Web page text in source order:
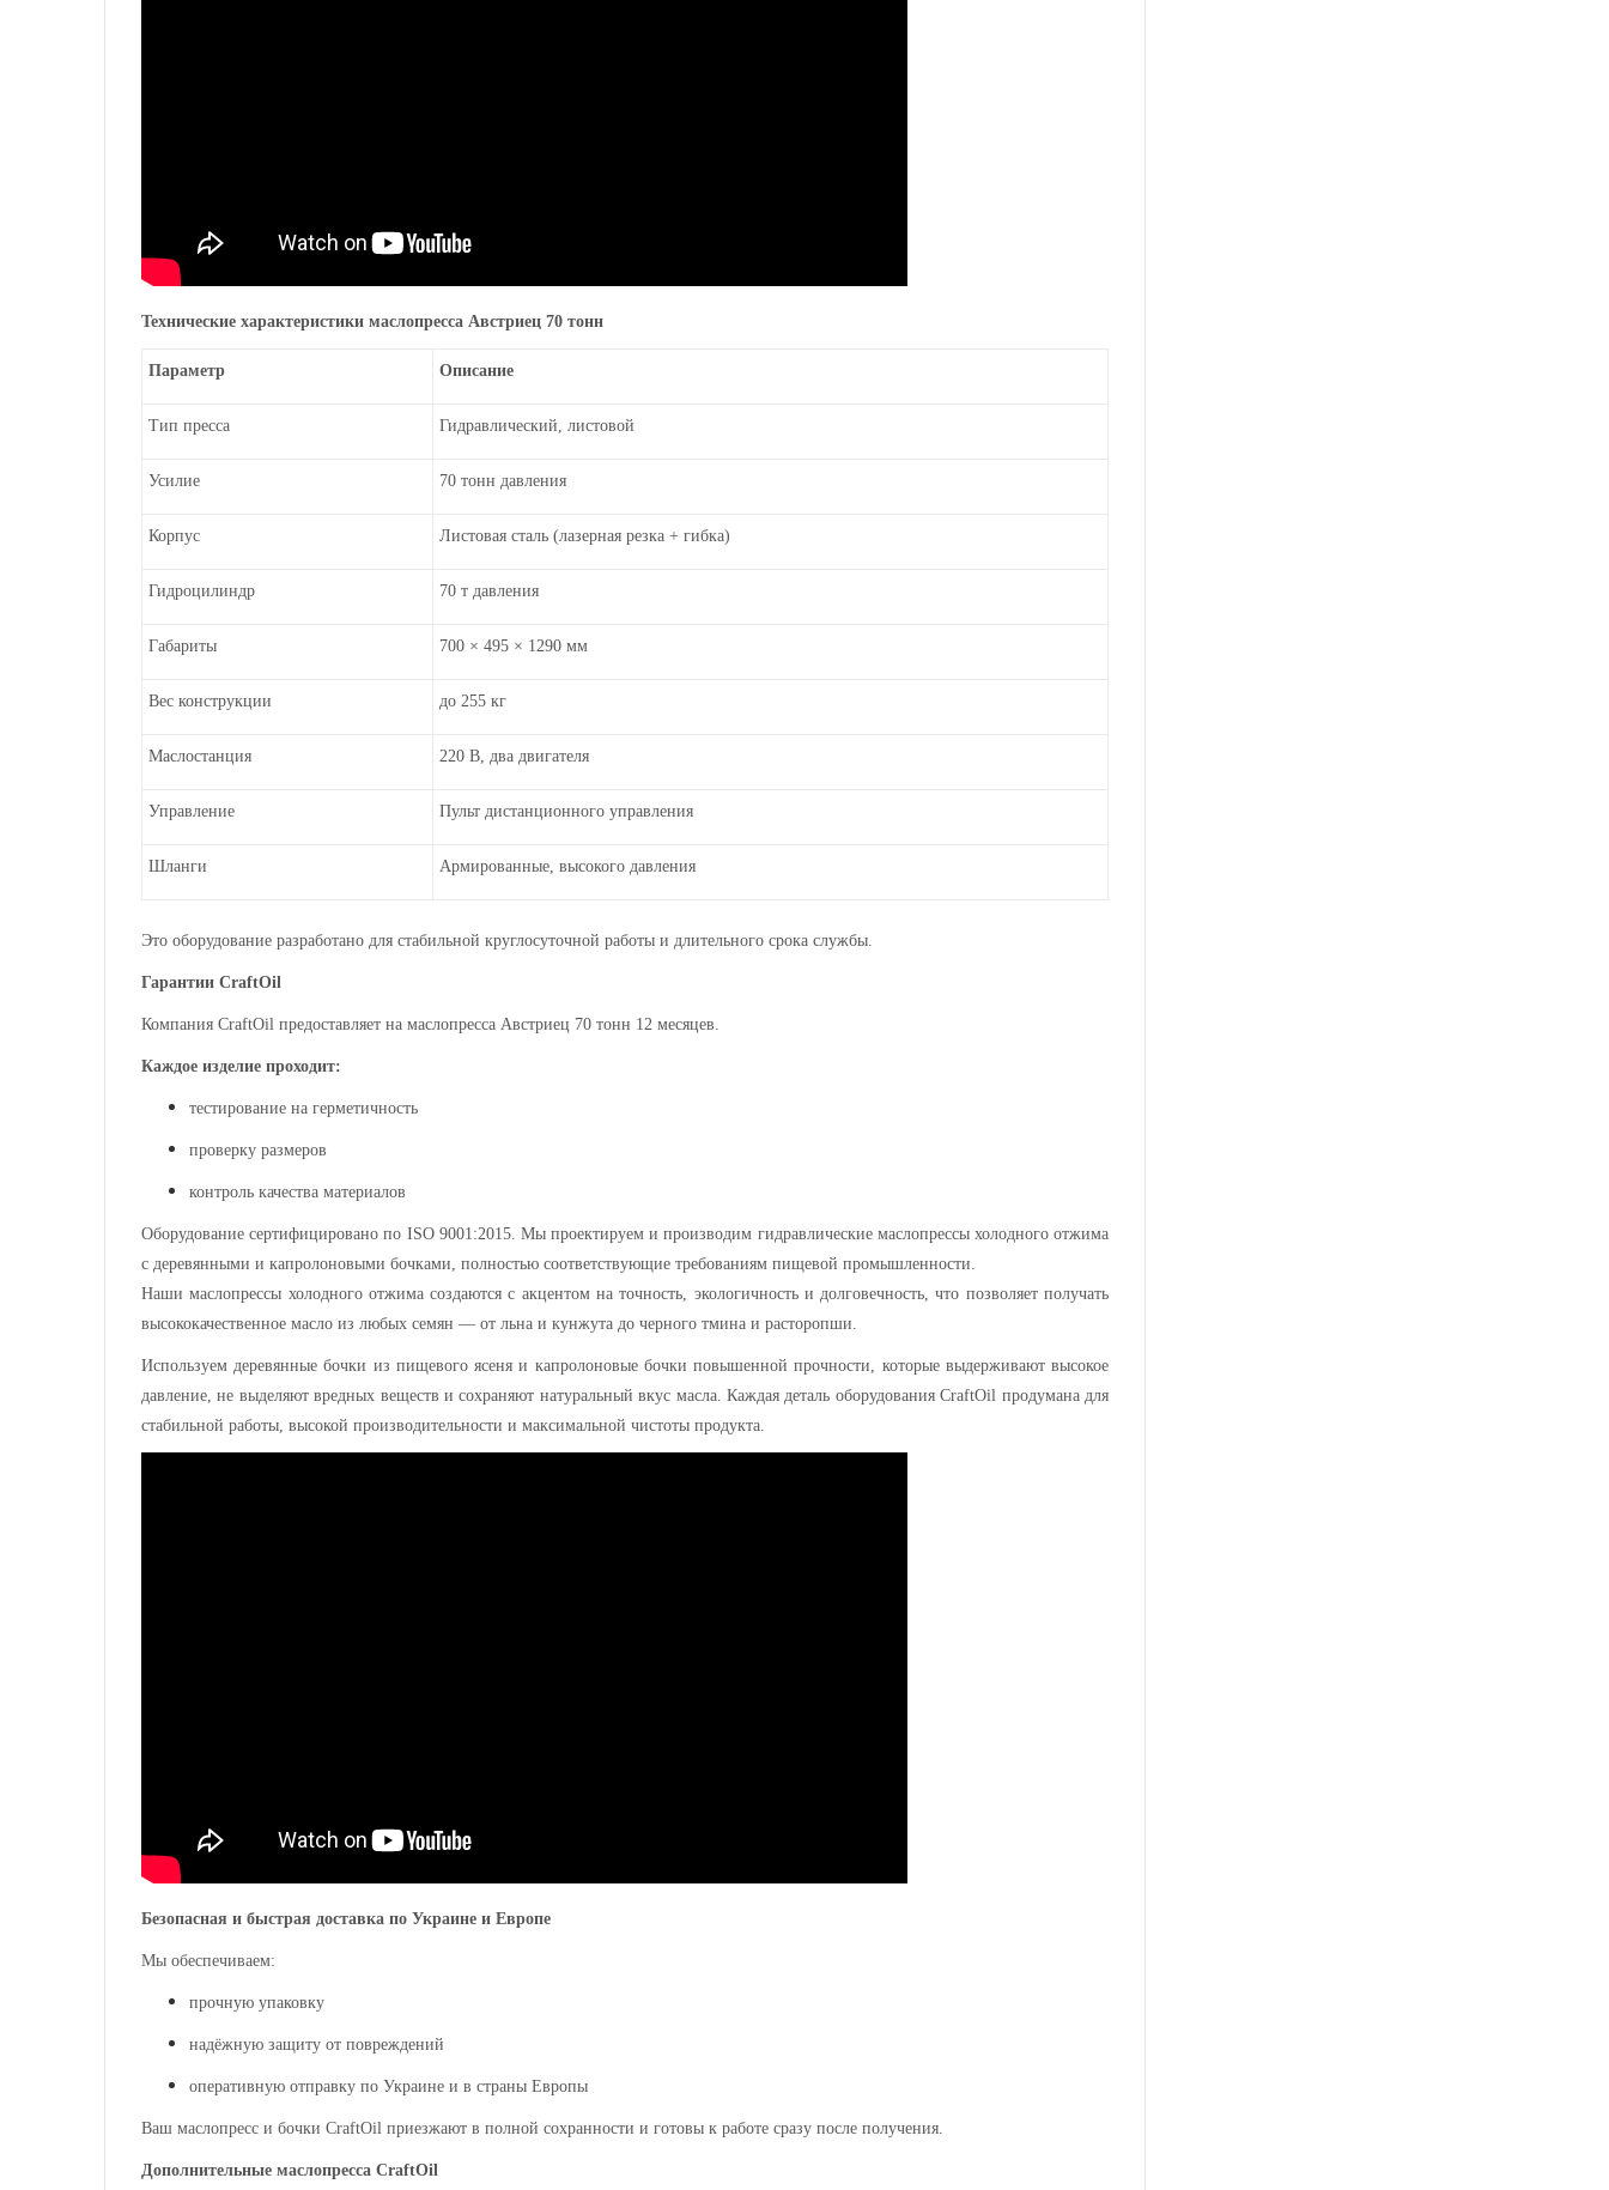
Технические характеристики маслопресса Австриец 70 тонн
Параметр Описание
Тип пресса Гидравлический, листовой
Усилие 70 тонн давления
Корпус Листовая сталь (лазерная резка + гибка)
Гидроцилиндр 70 т давления
Габариты 700 × 495 × 1290 мм
Вес конструкции до 255 кг
Маслостанция 220 В, два двигателя
Управление Пульт дистанционного управления
Шланги Армированные, высокого давления
Это оборудование разработано для стабильной круглосуточной работы и длительного срока службы.
Гарантии CraftOil
Компания CraftOil предоставляет на маслопресса Австриец 70 тонн 12 месяцев.
Каждое изделие проходит:
тестирование на герметичность
проверку размеров
контроль качества материалов
Оборудование сертифицировано по ISO 9001:2015. Мы проектируем и производим гидравлические маслопрессы холодного отжима
с деревянными и капролоновыми бочками, полностью соответствующие требованиям пищевой промышленности.
Наши маслопрессы холодного отжима создаются с акцентом на точность, экологичность и долговечность, что позволяет получать
высококачественное масло из любых семян — от льна и кунжута до черного тмина и расторопши.
Используем деревянные бочки из пищевого ясеня и капролоновые бочки повышенной прочности, которые выдерживают высокое
давление, не выделяют вредных веществ и сохраняют натуральный вкус масла. Каждая деталь оборудования CraftOil продумана для
стабильной работы, высокой производительности и максимальной чистоты продукта.
Безопасная и быстрая доставка по Украине и Европе
Мы обеспечиваем:
прочную упаковку
надёжную защиту от повреждений
оперативную отправку по Украине и в страны Европы
Ваш маслопресс и бочки CraftOil приезжают в полной сохранности и готовы к работе сразу после получения.
Дополнительные маслопресса CraftOil